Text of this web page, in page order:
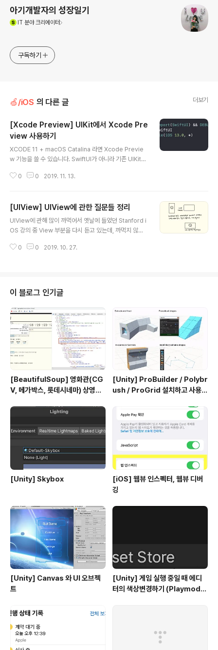
아기개발자의 성장일기
IT 분야 크리에이터
구독하기
🍏/iOS 의 다른 글 더보기
[Xcode Preview] UIKit에서 Xcode Pre
view 사용하기
XCODE 11 + macOS Catalina 라면 Xcode Previe
w 기능을 쓸 수 있습니다. SwiftUI가 아니라 기존 UIKit로
@IBDesignable쓰거나 디바이스 별로 빌드해서 View
를 들어보겠습니다. 이 View는 1위, 2위 같은 랭킹을 보여
주는 막대그래프이고 막대그래프가 올라가는 애니매이션
도 사용할 수 있습니다. 이 뷰를 Preview로 보기 위해서
경설정 해줍니다. 우리는 #if 와 #endif 안에서 작업해줄
0 0 2019. 11. 13.
[UIView] UIView에 관한 질문들 정리
UIView에 관해 많이 까먹어서 옛날에 들었던 Stanford i
OS 강의 중 View 부분을 다시 듣고 있는데, 까먹지 않게
는가?! * 예제로 보여주신 것 이렇게 뷰를 만드셨고, 돌려
nds가 change 될때, drawRect을 다시 부르게 됩니다
이 내용 관련 정말 정리 잘한 블로그! https://useyourlo
af.com/blog/stretching-redrawing-and-position
ing-with-conte..
0 0 2019. 10. 27.
이 블로그 인기글
[BeautifulSoup] 영화관(CG
V, 메가박스, 롯데시네마) 상영시
[Unity] ProBuilder / Polybr
ush / ProGrid 설치하고 사용하
[Unity] Skybox
[iOS] 웹뷰 인스펙터, 웹뷰 디버
깅
[Unity] Canvas 와 UI 오브젝
트
[Unity] 게임 실행 중일 때 에디
터의 색상변경하기 (Playmode